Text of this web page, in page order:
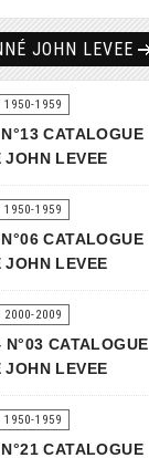
JOHN LEVEE
1959
CATALOGUE
JOHN LEVEE
1959
CATALOGUE
JOHN LEVEE
2009
CATALOGUE
JOHN LEVEE
1959
CATALOGUE